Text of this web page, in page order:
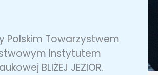
Polskim Towarzystwem
Instytutem
BLIŻEJ JEZIOR.